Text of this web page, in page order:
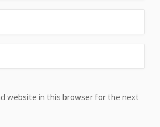
website in this browser for the next